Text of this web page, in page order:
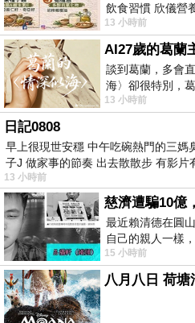
飲食習慣 欣儀營
https://
13 小時前
談到葛蘭，多會
海〉卻很特別，
心演戲。拍攝期
13 小時前
日記0808
早上很現世安穩 中午吃碗熱門的三媽
子J 做家事的節奏 出去散散步 有影片
13 小時前
慈濟遭騙10億
最近賴清德在圓
自己的親人一樣
民如親，說的這
15 小時前
八月八日 荷塘